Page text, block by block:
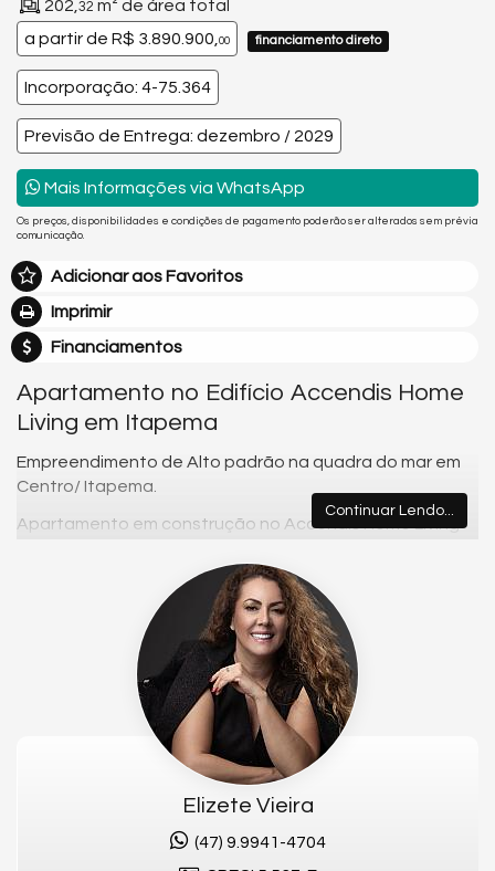
202, 32 m² de área total
a partir de R$ 3.890.900, 00 financiamento direto
Incorporação: 4-75.364
Previsão de Entrega: dezembro / 2029
Mais Informações via WhatsApp
Os preços, disponibilidades e condições de pagamento poderão ser alterados sem prévia
comunicação.
Adicionar aos Favoritos
Imprimir
Financiamentos
Apartamento no Edifício Accendis Home
Living em Itapema
Empreendimento de Alto padrão na quadra do mar em
Centro/ Itapema.
Apartamento em construção no Accendis Home Living
Ótima localização em uma das praias mais valorizadas
📐 202,32m² de área privativa
🚗 3 vagas de garagem
Fale Comigo e garanta este imóvel.
📞 Telefone: (47) 99941-4704
📧 E-mail: elizetevieiraimoveis@gmail.com
Continuar Lendo...
Elizete Vieira
(47) 9.9941-4704